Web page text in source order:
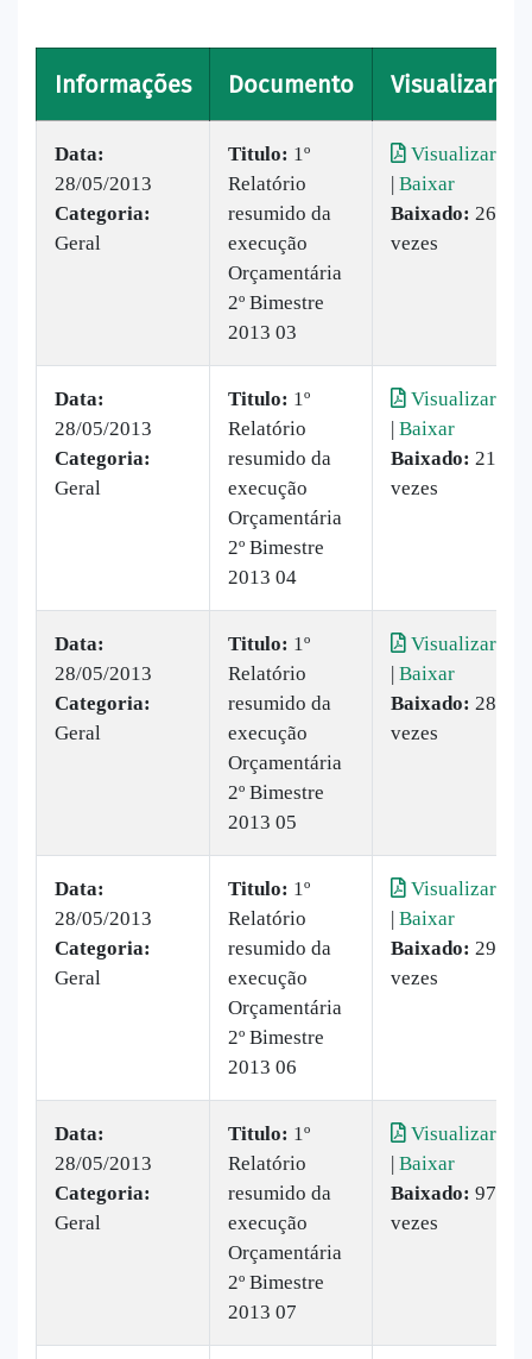
Informações Documento Visualizar
Data:
28/05/2013
Categoria:
Geral
Titulo: 1º
Relatório
resumido da
execução
Orçamentária
2º Bimestre
2013 03
Visualizar
| Baixar
Baixado: 26
vezes
Data:
28/05/2013
Categoria:
Geral
Titulo: 1º
Relatório
resumido da
execução
Orçamentária
2º Bimestre
2013 04
Visualizar
| Baixar
Baixado: 21
vezes
Data:
28/05/2013
Categoria:
Geral
Titulo: 1º
Relatório
resumido da
execução
Orçamentária
2º Bimestre
2013 05
Visualizar
| Baixar
Baixado: 28
vezes
Data:
28/05/2013
Categoria:
Geral
Titulo: 1º
Relatório
resumido da
execução
Orçamentária
2º Bimestre
2013 06
Visualizar
| Baixar
Baixado: 29
vezes
Data:
28/05/2013
Categoria:
Geral
Titulo: 1º
Relatório
resumido da
execução
Orçamentária
2º Bimestre
2013 07
Visualizar
| Baixar
Baixado: 97
vezes